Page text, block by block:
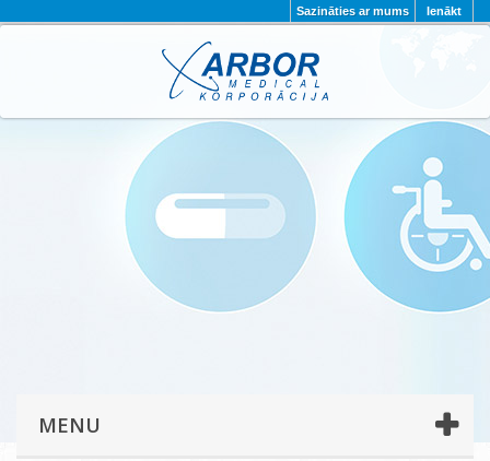
Ienākt
Sazināties ar mums
PAR MUMS PROJEKTI
KONTAKTI
PRIVĀTUMA POLITIKA
MENU